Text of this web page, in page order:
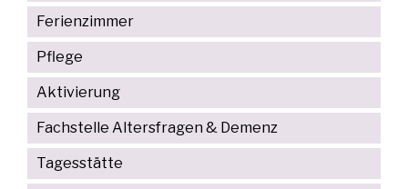
Ferienzimmer
Pflege
Aktivierung
Fachstelle Altersfragen & Demenz
Tagesstätte